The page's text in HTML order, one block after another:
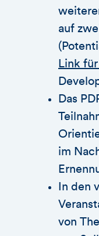
auf
Link
Das
im
In den
von